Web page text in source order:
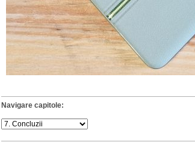
Navigare capitole: